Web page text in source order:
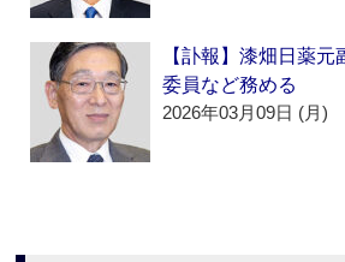
【訃報】漆畑日薬
委員など務める
2026年03月09日 (月)